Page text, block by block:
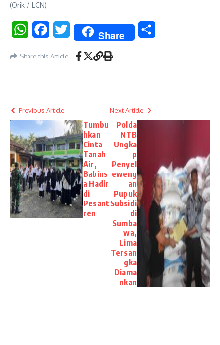
(Orik / LCN)
WhatsAppFacebookTwitter Share
Share this Article
Previous Article
Tumbu
hkan
Cinta
Tanah
Air,
Babins
a Hadir
di
Pesant
ren
Next Article
Polda
NTB
Ungka
p
Penyel
eweng
an
Pupuk
Subsidi
di
Sumba
wa,
Lima
Tersan
gka
Diama
nkan